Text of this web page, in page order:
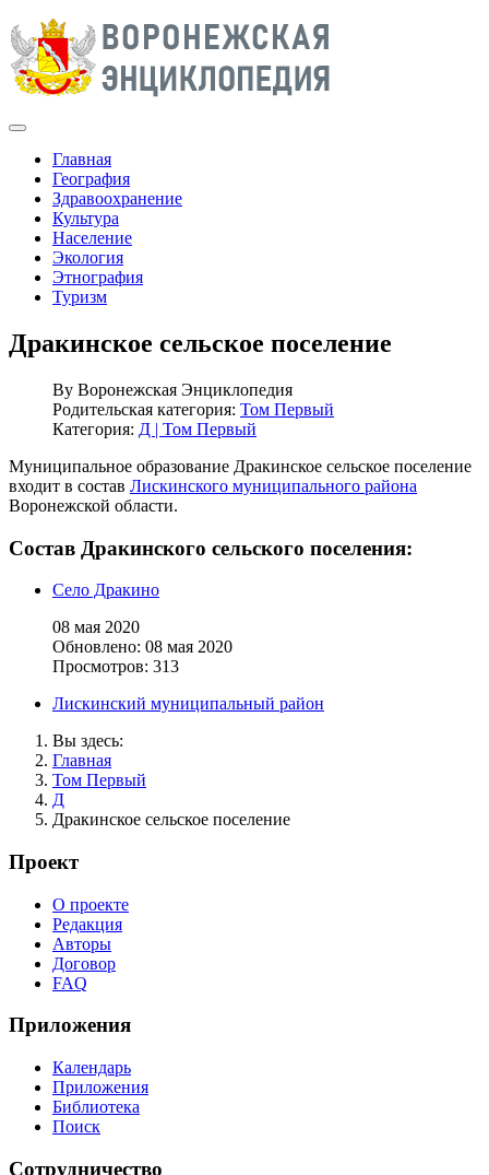
Главная
География
Здравоохранение
Культура
Население
Экология
Этнография
Туризм
Дракинское сельское поселение
By Воронежская Энциклопедия
Родительская категория: Том Первый
Категория: Д | Том Первый
Муниципальное образование Дракинское сельское поселение
входит в состав Лискинского муниципального района
Воронежской области.
Состав Дракинского сельского поселения:
Село Дракино
08 мая 2020
Обновлено: 08 мая 2020
Просмотров: 313
Лискинский муниципальный район
Вы здесь:
Главная
Том Первый
Д
Дракинское сельское поселение
Проект
О проекте
Редакция
Авторы
Договор
FAQ
Приложения
Календарь
Приложения
Библиотека
Поиск
Сотрудничество